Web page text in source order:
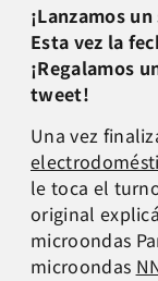
¡Lanzamos
Esta vez la
¡Regalamos
tweet!
Una vez
le toca el
original
microondas
microondas